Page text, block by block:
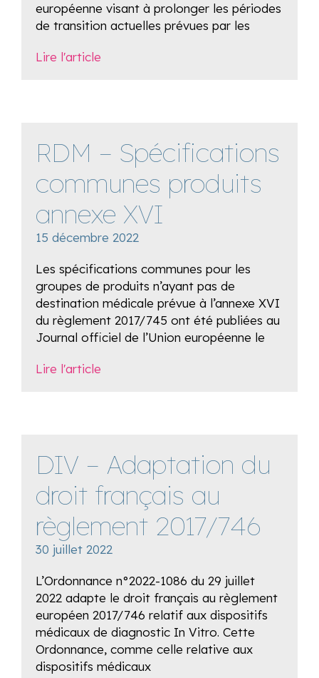
européenne visant à prolonger les périodes
de transition actuelles prévues par les
Lire l'article
RDM – Spécifications
communes produits
annexe XVI
15 décembre 2022
Les spécifications communes pour les
groupes de produits n’ayant pas de
destination médicale prévue à l’annexe XVI
du règlement 2017/745 ont été publiées au
Journal officiel de l’Union européenne le
Lire l'article
DIV – Adaptation du
droit français au
règlement 2017/746
30 juillet 2022
L’Ordonnance n°2022-1086 du 29 juillet
2022 adapte le droit français au règlement
européen 2017/746 relatif aux dispositifs
médicaux de diagnostic In Vitro. Cette
Ordonnance, comme celle relative aux
dispositifs médicaux